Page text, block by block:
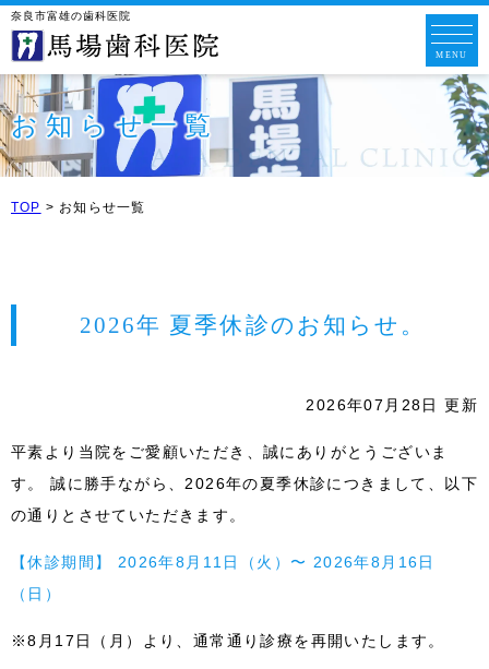
奈良市富雄の歯科医院
お知らせ一覧
TOP > お知らせ一覧
2026年 夏季休診のお知らせ。
2026年07月28日 更新
平素より当院をご愛顧いただき、誠にありがとうございま
す。 誠に勝手ながら、2026年の夏季休診につきまして、以下
の通りとさせていただきます。
【休診期間】
2026年8月11日（火）〜 2026年8月16日
（日）
※8月17日（月）より、通常通り診療を再開いたします。